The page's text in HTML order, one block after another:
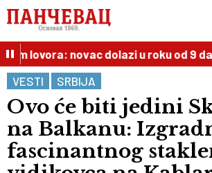
lovora: novac dolazi u roku od 9 dana
VESTI
SRBIJA
Ovo će biti jedini
na Balkanu:
fascinantnog